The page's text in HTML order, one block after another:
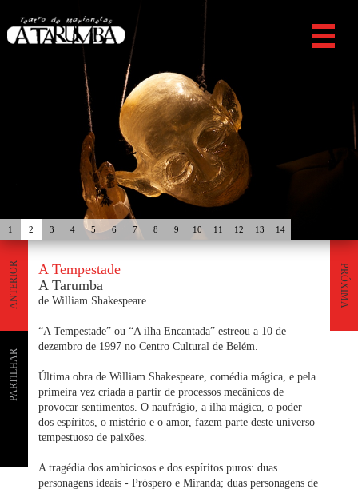
1 2 3 4 5 6 7 8 9 10 11 12 13 14
PRÓXIMA
ANTERIOR
PARTILHAR
A Tempestade
A Tarumba
de William Shakespeare
“A Tempestade” ou “A ilha Encantada” estreou a 10 de
dezembro de 1997 no Centro Cultural de Belém.
Última obra de William Shakespeare, comédia mágica, e pela
primeira vez criada a partir de processos mecânicos de
provocar sentimentos. O naufrágio, a ilha mágica, o poder
dos espíritos, o mistério e o amor, fazem parte deste universo
tempestuoso de paixões.
A tragédia dos ambiciosos e dos espíritos puros: duas
personagens ideais - Próspero e Miranda; duas personagens de